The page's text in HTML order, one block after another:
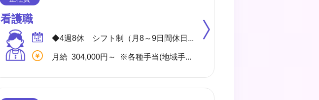
看護職